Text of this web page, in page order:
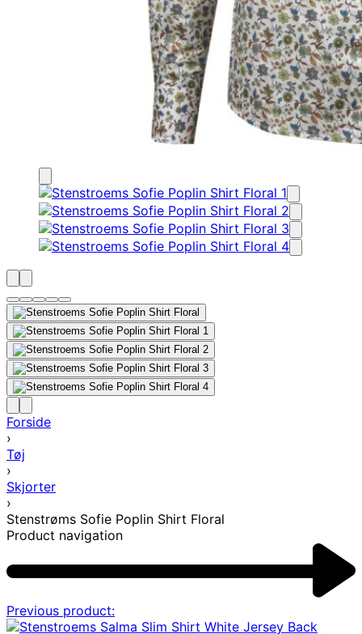
Forside
›
Tøj
›
Skjorter
›
Stenstrøms Sofie Poplin Shirt Floral
Product navigation
Previous product: